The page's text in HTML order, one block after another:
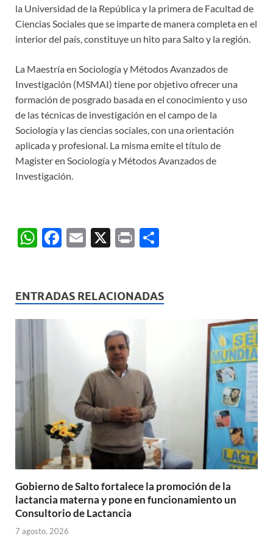
la Universidad de la República y la primera de Facultad de
Ciencias Sociales que se imparte de manera completa en el
interior del país, constituye un hito para Salto y la región.
La Maestría en Sociología y Métodos Avanzados de
Investigación (MSMAI) tiene por objetivo ofrecer una
formación de posgrado basada en el conocimiento y uso
de las técnicas de investigación en el campo de la
Sociología y las ciencias sociales, con una orientación
aplicada y profesional. La misma emite el título de
Magister en Sociología y Métodos Avanzados de
Investigación.
W
s
A
F
b
E
X
P
p
ENTRADAS RELACIONADAS
Gobierno de Salto fortalece la promoción de la
lactancia materna y pone en funcionamiento un
Consultorio de Lactancia
7 agosto, 2026